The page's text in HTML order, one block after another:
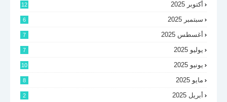
أكتوبر 2025 12
سبتمبر 2025 6
أغسطس 2025 7
يوليو 2025 7
يونيو 2025 10
مايو 2025 8
أبريل 2025 2